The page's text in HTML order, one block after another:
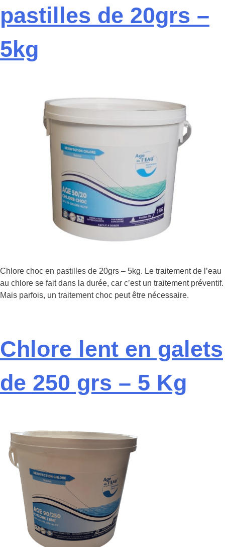
pastilles de 20grs –
5kg
Chlore choc en pastilles de 20grs – 5kg. Le traitement de l’eau
au chlore se fait dans la durée, car c’est un traitement préventif.
Mais parfois, un traitement choc peut être nécessaire.
Chlore lent en galets
de 250 grs – 5 Kg